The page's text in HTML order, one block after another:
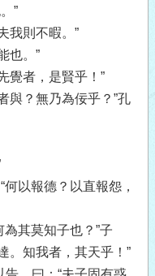
”
我則不暇。”
也。”
覺者，是賢乎！”
與？無乃為佞乎？”孔
何以報德？以直報怨，
為其莫知子也？”子
。知我者，其天乎！”